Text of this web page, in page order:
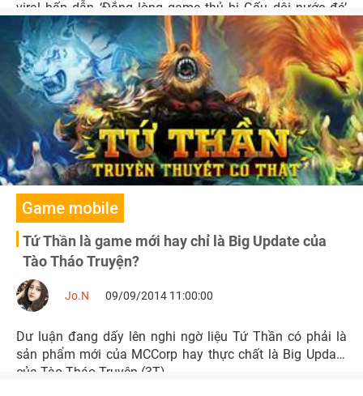
viral hấp dẫn ‘Đắng lòng game thủ bị Gấu dội nước đá’
phần 2.
Game mobile
Tứ Thần là game mới hay chỉ là Big Update của
Tào Tháo Truyện?
Jo.N 09/09/2014 11:00:00
Dư luận đang dấy lên nghi ngờ liệu Tứ Thần có phải là
sản phẩm mới của MCCorp hay thực chất là Big Update
của Tào Tháo Truyện (3T)